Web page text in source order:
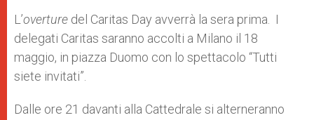
L’overture del Caritas Day avverrà la sera prima. I
delegati Caritas saranno accolti a Milano il 18
maggio, in piazza Duomo con lo spettacolo “Tutti
siete invitati”.
Dalle ore 21 davanti alla Cattedrale si alterneranno